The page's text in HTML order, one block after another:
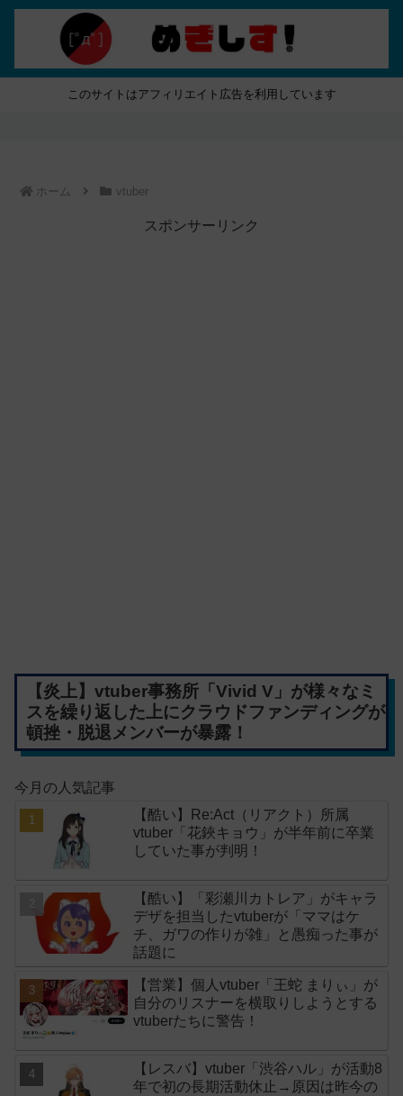
このサイトはアフィリエイト広告を利用しています
ホーム vtuber
スポンサーリンク
【炎上】vtuber事務所「Vivid V」が様々なミ
スを繰り返した上にクラウドファンディングが
頓挫・脱退メンバーが暴露！
今月の人気記事
【酷い】Re:Act（リアクト）所属
vtuber「花鋏キョウ」が半年前に卒業
していた事が判明！
【酷い】「彩瀬川カトレア」がキャラ
デザを担当したvtuberが「ママはケ
チ、ガワの作りが雑」と愚痴った事が
話題に
【営業】個人vtuber「王蛇 まりぃ」が
自分のリスナーを横取りしようとする
vtuberたちに警告！
【レスバ】vtuber「渋谷ハル」が活動8
年で初の長期活動休止→原因は昨今の